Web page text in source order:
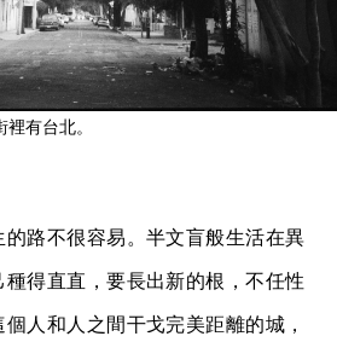
有台北。
路不很容易。半文盲般生活在異
得直直，要長出新的根，不任性
人和人之間干戈完美距離的城，